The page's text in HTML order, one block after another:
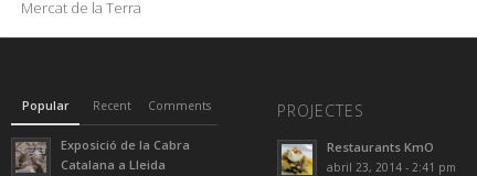
Mercat de la Terra
Popular Recent Comments
Exposició de la Cabra
Catalana a Lleida
PROJECTES
Restaurants KmO
abril 23, 2014 - 2:41 pm